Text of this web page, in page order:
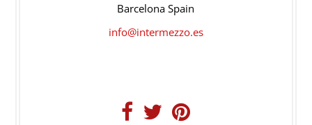
Barcelona Spain
info@intermezzo.es